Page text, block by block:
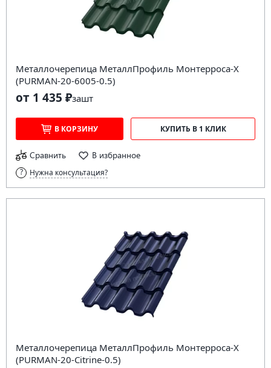
Металлочерепица МеталлПрофиль Монтерроса-X
(PURMAN-20-6005-0.5)
от 1 435 ₽зашт
В КОРЗИНУ КУПИТЬ В 1 КЛИК
Сравнить В избранное
Нужна консультация?
Металлочерепица МеталлПрофиль Монтерроса-X
(PURMAN-20-Citrine-0.5)